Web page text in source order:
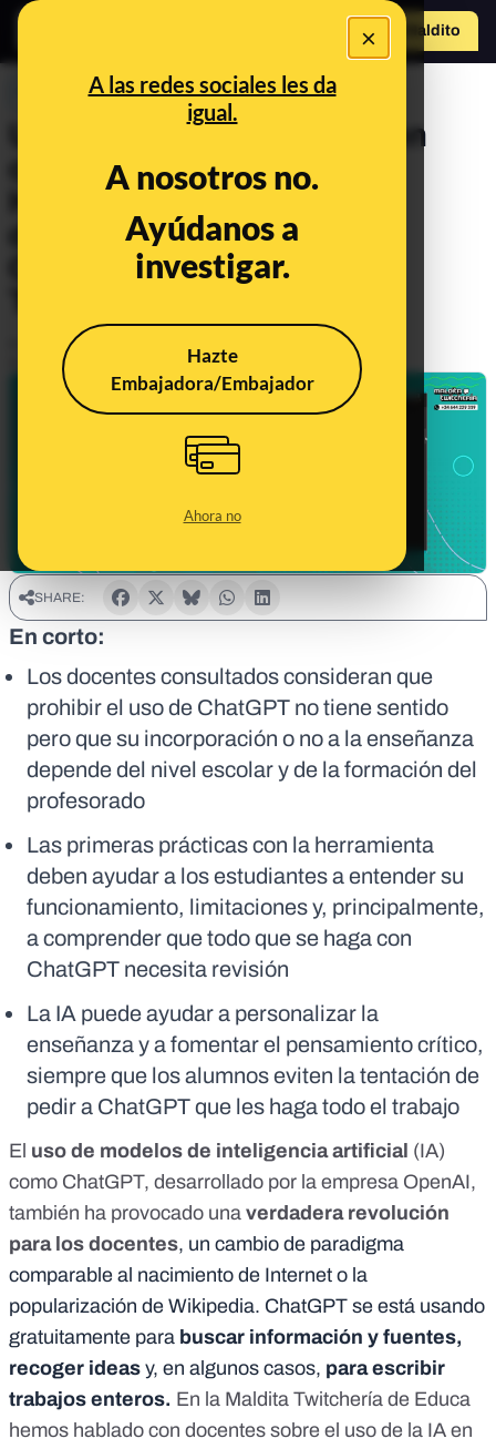
×
A las redes sociales les da
igual.
A nosotros no.
Ayúdanos a
investigar.
Hazte
Embajadora/Embajador
Ahora no
Hazte Maldito
PREBUNKING
Usar inteligencia artificial en
clase: ¿sí, no o cuándo?
Hablamos sobre cómo los
docentes utilizan (o no)
ChatGPT en la Maldita
Publicado el
Actualizado el
Nov 17, 2024, 1:02:00 PM
SHARE:
En corto:
Los docentes consultados consideran que
prohibir el uso de ChatGPT no tiene sentido
pero que su incorporación o no a la enseñanza
depende del nivel escolar y de la formación del
profesorado
Las primeras prácticas con la herramienta
deben ayudar a los estudiantes a entender su
funcionamiento, limitaciones y, principalmente,
a comprender que todo que se haga con
ChatGPT necesita revisión
La IA puede ayudar a personalizar la
enseñanza y a fomentar el pensamiento crítico,
siempre que los alumnos eviten la tentación de
pedir a ChatGPT que les haga todo el trabajo
El uso de modelos de inteligencia artificial (IA)
como ChatGPT, desarrollado por la empresa OpenAI,
también ha provocado una verdadera revolución
para los docentes, un cambio de paradigma
comparable al nacimiento de Internet o la
popularización de Wikipedia. ChatGPT se está usando
gratuitamente para buscar información y fuentes,
recoger ideas y, en algunos casos, para escribir
trabajos enteros. En la Maldita Twitchería de Educa
hemos hablado con docentes sobre el uso de la IA en